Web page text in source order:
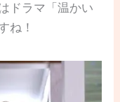
ドラマ「温かい
ね！